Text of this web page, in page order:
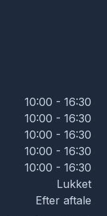
10:00 - 16:30
10:00 - 16:30
10:00 - 16:30
10:00 - 16:30
10:00 - 16:30
Lukket
Efter aftale